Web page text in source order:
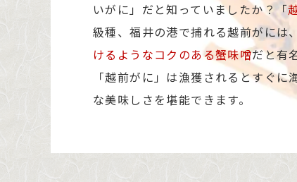
いがに」だと知っていましたか？「
級種、福井の港で捕れる越前がには
けるようなコクのある蟹味噌だと有
「越前がに」は漁獲されるとすぐ
な美味しさを堪能できます。